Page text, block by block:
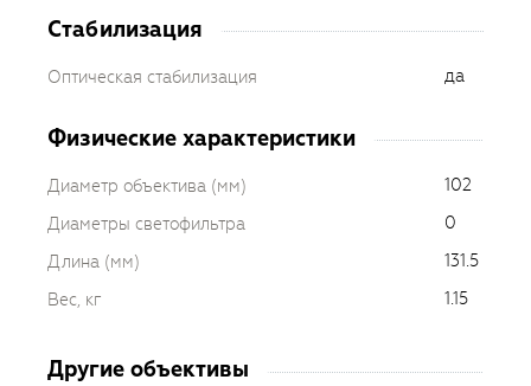
Стабилизация
Оптическая стабилизация да
Физические характеристики
Диаметр объектива (мм)
102
Диаметры светофильтра
0
Длина (мм)
131.5
Вес, кг
1.15
Другие объективы